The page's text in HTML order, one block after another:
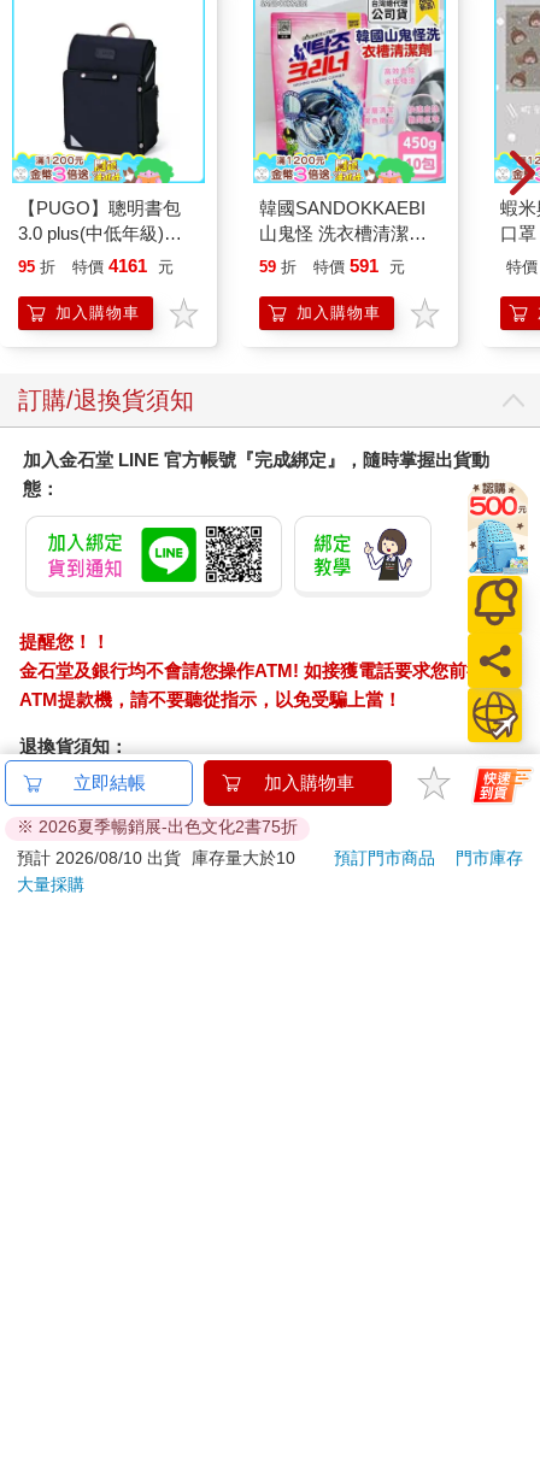
【PUGO】聰明書包
3.0 plus(中低年級)酷
黑 全新進化玩美上市
95 折 特價 4161 元
加入購物車
韓國SANDOKKAEBI
山鬼怪 洗衣槽清潔劑
450公克-10包組
59 折 特價 591 元
加入購物車
蝦
口
特價
訂購/退換貨須知
加入金石堂 LINE 官方帳號『完成綁定』，隨時掌握出貨動
態：
提醒您！！
金石堂及銀行均不會請您操作ATM! 如接獲電話要求您前往
ATM提款機，請不要聽從指示，以免受騙上當！
退換貨須知：
**提醒您，鑑賞期不等於試用期，退回商品須為全新狀態**
依據「消費者保護法」第19條及行政院消費者保護處公告之
「通訊交易解除權合理例外情事適用準則」，以下商品購買
後，除商品本身有瑕疵外，將不提供7天的猶豫期：
易於腐敗、保存期限較短或解約時即將逾期。（如：生
立即結帳 加入購物車
※ 2026夏季暢銷展-出色文化2書75折
預計 2026/08/10 出貨
庫存量大於10 預訂門市商品
門市庫存
大量採購